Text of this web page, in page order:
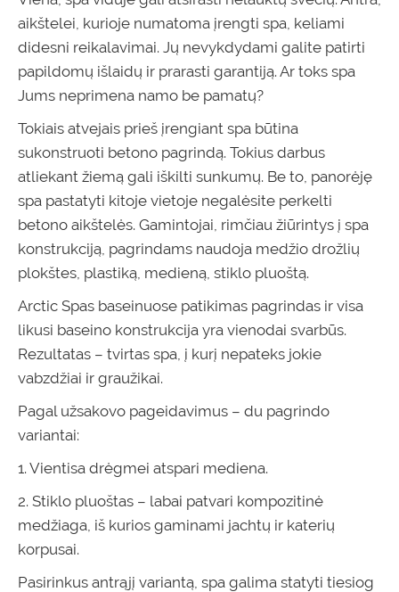
aikštelei, kurioje numatoma įrengti spa, keliami
didesni reikalavimai. Jų nevykdydami galite patirti
papildomų išlaidų ir prarasti garantiją. Ar toks spa
Jums neprimena namo be pamatų?
Tokiais atvejais prieš įrengiant spa būtina
sukonstruoti betono pagrindą. Tokius darbus
atliekant žiemą gali iškilti sunkumų. Be to, panorėję
spa pastatyti kitoje vietoje negalėsite perkelti
betono aikštelės. Gamintojai, rimčiau žiūrintys į spa
konstrukciją, pagrindams naudoja medžio drožlių
plokštes, plastiką, medieną, stiklo pluoštą.
Arctic Spas baseinuose patikimas pagrindas ir visa
likusi baseino konstrukcija yra vienodai svarbūs.
Rezultatas – tvirtas spa, į kurį nepateks jokie
vabzdžiai ir graužikai.
Pagal užsakovo pageidavimus – du pagrindo
variantai:
1. Vientisa drėgmei atspari mediena.
2. Stiklo pluoštas – labai patvari kompozitinė
medžiaga, iš kurios gaminami jachtų ir katerių
korpusai.
Pasirinkus antrąjį variantą, spa galima statyti tiesiog